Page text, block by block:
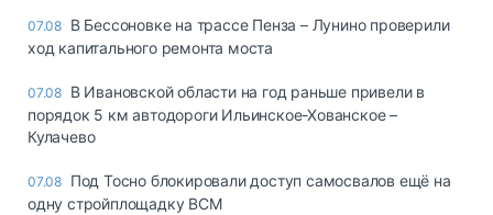
07.08 В Бессоновке на трассе Пенза – Лунино проверили
ход капитального ремонта моста
07.08 В Ивановской области на год раньше привели в
порядок 5 км автодороги Ильинское-Хованское –
Кулачево
07.08 Под Тосно блокировали доступ самосвалов ещё на
одну стройплощадку ВСМ